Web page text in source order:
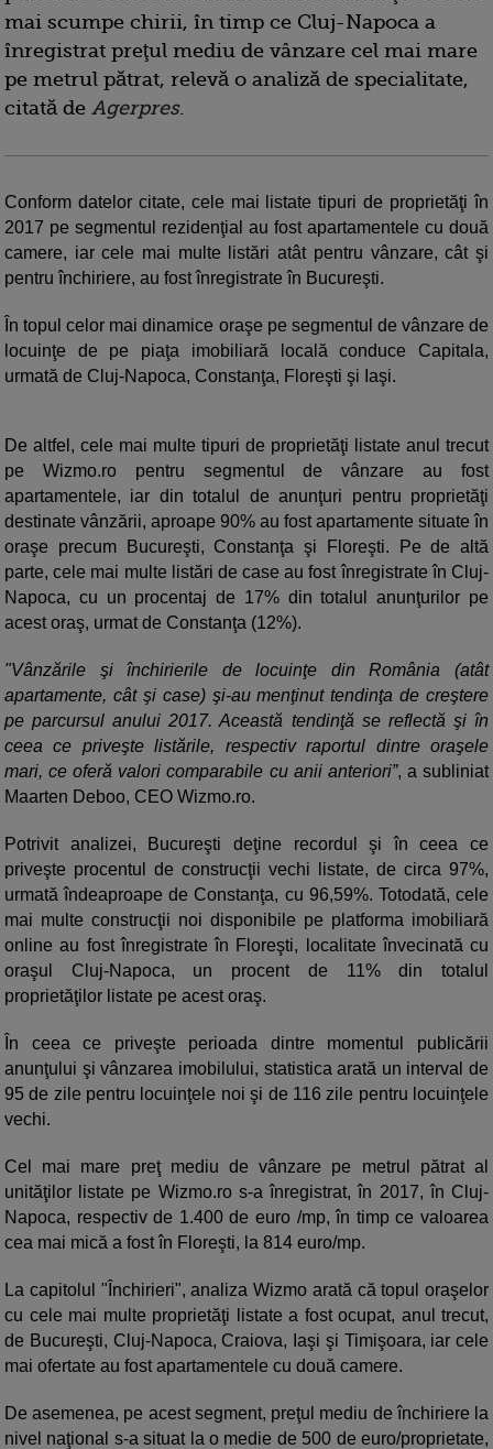
mai scumpe chirii, în timp ce Cluj-Napoca a
înregistrat preţul mediu de vânzare cel mai mare
pe metrul pătrat, relevă o analiză de specialitate,
citată de Agerpres.
Conform datelor citate, cele mai listate tipuri de proprietăţi în
2017 pe segmentul rezidenţial au fost apartamentele cu două
camere, iar cele mai multe listări atât pentru vânzare, cât şi
pentru închiriere, au fost înregistrate în Bucureşti.
În topul celor mai dinamice oraşe pe segmentul de vânzare de
locuinţe de pe piaţa imobiliară locală conduce Capitala,
urmată de Cluj-Napoca, Constanţa, Floreşti şi Iaşi.
De altfel, cele mai multe tipuri de proprietăţi listate anul trecut
pe Wizmo.ro pentru segmentul de vânzare au fost
apartamentele, iar din totalul de anunţuri pentru proprietăţi
destinate vânzării, aproape 90% au fost apartamente situate în
oraşe precum Bucureşti, Constanţa şi Floreşti. Pe de altă
parte, cele mai multe listări de case au fost înregistrate în Cluj-
Napoca, cu un procentaj de 17% din totalul anunţurilor pe
acest oraş, urmat de Constanţa (12%).
"Vânzările şi închirierile de locuinţe din România (atât
apartamente, cât şi case) şi-au menţinut tendinţa de creştere
pe parcursul anului 2017. Această tendinţă se reflectă şi în
ceea ce priveşte listările, respectiv raportul dintre oraşele
mari, ce oferă valori comparabile cu anii anteriori”, a subliniat
Maarten Deboo, CEO Wizmo.ro.
Potrivit analizei, Bucureşti deţine recordul şi în ceea ce
priveşte procentul de construcţii vechi listate, de circa 97%,
urmată îndeaproape de Constanţa, cu 96,59%. Totodată, cele
mai multe construcţii noi disponibile pe platforma imobiliară
online au fost înregistrate în Floreşti, localitate învecinată cu
oraşul Cluj-Napoca, un procent de 11% din totalul
proprietăţilor listate pe acest oraş.
În ceea ce priveşte perioada dintre momentul publicării
anunţului şi vânzarea imobilului, statistica arată un interval de
95 de zile pentru locuinţele noi şi de 116 zile pentru locuinţele
vechi.
Cel mai mare preţ mediu de vânzare pe metrul pătrat al
unităţilor listate pe Wizmo.ro s-a înregistrat, în 2017, în Cluj-
Napoca, respectiv de 1.400 de euro /mp, în timp ce valoarea
cea mai mică a fost în Floreşti, la 814 euro/mp.
La capitolul "Închirieri", analiza Wizmo arată că topul oraşelor
cu cele mai multe proprietăţi listate a fost ocupat, anul trecut,
de Bucureşti, Cluj-Napoca, Craiova, Iaşi şi Timişoara, iar cele
mai ofertate au fost apartamentele cu două camere.
De asemenea, pe acest segment, preţul mediu de închiriere la
nivel naţional s-a situat la o medie de 500 de euro/proprietate,